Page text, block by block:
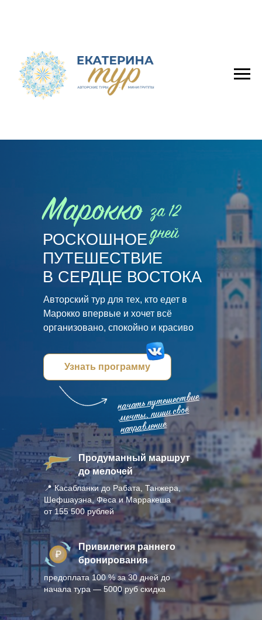
Марокко за 12
дней
РОСКОШНОЕ
ПУТЕШЕСТВИЕ
В СЕРДЦЕ ВОСТОКА
Авторский тур для тех, кто едет в
Марокко впервые и хочет всё
организовано, спокойно и красиво
Узнать программу
📍 Касабланки до Рабата, Танжера,
Шефшауэна, Феса и Марракеша
от 155 500 рублей
предоплата 100 % за 30 дней до
начала тура — 5000 руб скидка
Продуманный маршрут
до мелочей
Привилегия раннего
бронирования
начать путешествие
мечты, пиши своё
направление